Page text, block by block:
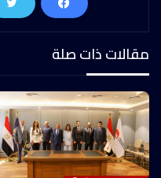
مقالات ذات صلة